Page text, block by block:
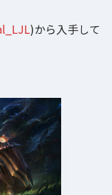
)から入手して